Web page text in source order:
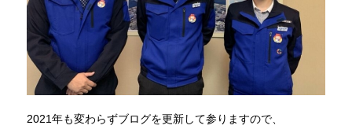
2021年も変わらずブログを更新して参りますので、